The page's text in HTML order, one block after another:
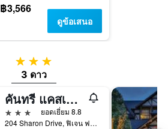
฿3,566
ดูข้อเสนอ
3 ดาว
3 ดาว
คันทรี แคสเคดส์ วอเทอร์พาร์ค รีสอร์ท
3 ดาว
ยอดเยี่ยม 8.8
204 Sharon Drive, ฟิเจน ฟอร์จ, TN, สหรัฐอเมริกา